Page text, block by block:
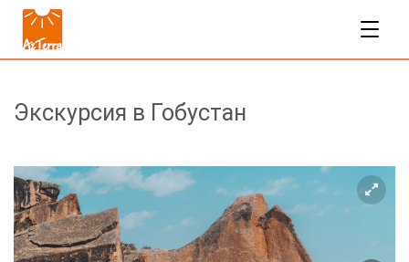
Экскурсия в Гобустан